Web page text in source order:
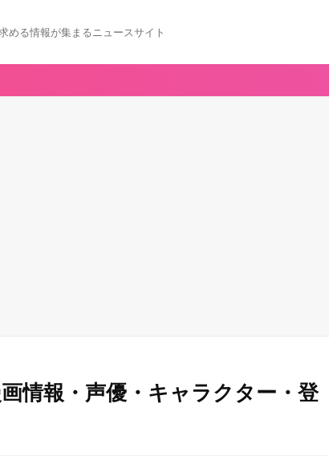
める情報が集まるニュースサイト
情報・声優・キャラクター・登